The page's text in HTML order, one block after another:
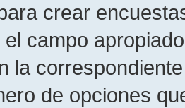
crear
campo
la
de opciones